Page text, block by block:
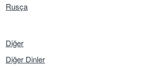
Rusça
Diğer
Diğer Dinler